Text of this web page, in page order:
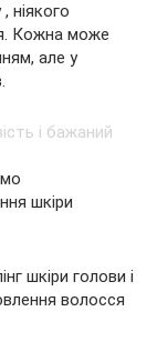
ніякого
Кожна може
але у
шкіри
шкіри голови і
волосся